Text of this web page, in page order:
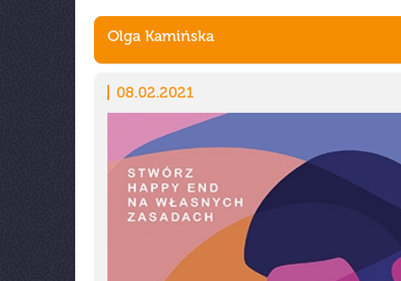
Olga Kamińska
08.02.2021